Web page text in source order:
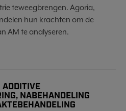
teweegbrengen. Agoria,
hun krachten om de
AM te analyseren.
ADDITIVE
NABEHANDELING